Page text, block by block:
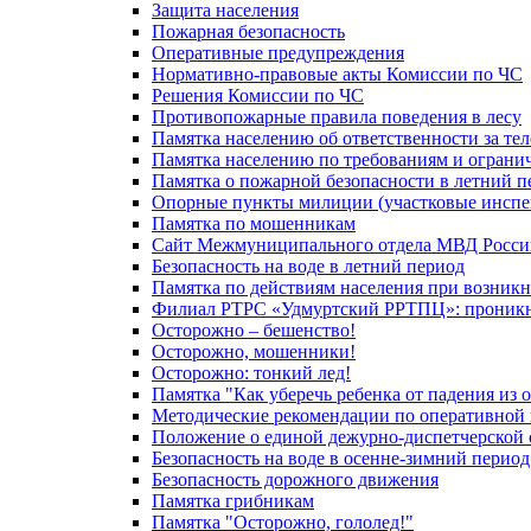
Защита населения
Пожарная безопасность
Оперативные предупреждения
Нормативно-правовые акты Комиссии по ЧС
Решения Комиссии по ЧС
Противопожарные правила поведения в лесу
Памятка населению об ответственности за
Памятка населению по требованиям и
Памятка о пожарной безопасности в летний
Опорные пункты милиции (участковые
Памятка по мошенникам
Сайт Межмуниципального отдела МВД
Безопасность на воде в летний период
Памятка по действиям населения при
Филиал РТРС «Удмуртский РРТПЦ»:
Осторожно – бешенство!
Осторожно, мошенники!
Осторожно: тонкий лед!
Памятка "Как уберечь ребенка от падения из
Методические рекомендации по оперативной
Положение о единой дежурно-
Безопасность на воде в осенне-зимний период
Безопасность дорожного движения
Памятка грибникам
Памятка "Осторожно, гололед!"